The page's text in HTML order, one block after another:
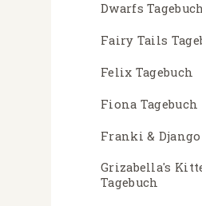
Dwarfs
Fairy Tails
Felix Tagebuch
Fiona Tagebuch
Franki & Django
Grizabella's
Tagebuch